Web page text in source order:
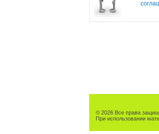
© 2026 Все права
При использовании